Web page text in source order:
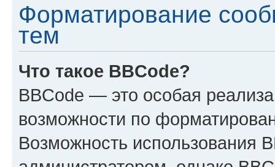
Форматирование
тем
Что такое BBCode?
BBCode — это особая
возможности по
Возможность использования